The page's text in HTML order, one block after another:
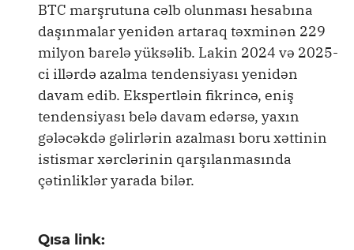
BTC marşrutuna cəlb olunması hesabına
daşınmalar yenidən artaraq təxminən 229
milyon barelə yüksəlib. Lakin 2024 və 2025-
ci illərdə azalma tendensiyası yenidən
davam edib. Ekspertləin fikrincə, eniş
tendensiyası belə davam edərsə, yaxın
gələcəkdə gəlirlərin azalması boru xəttinin
istismar xərclərinin qarşılanmasında
çətinliklər yarada bilər.
Qısa link: